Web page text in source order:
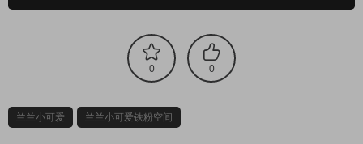
0 0
兰兰小可爱 兰兰小可爱铁粉空间